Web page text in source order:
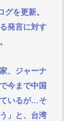
ついたから示談
しギネス記録を
９６００人死亡
えて
🥺
を更新。
発言に対す
、ジャーナ
今まで中国
いるが…そ
」と、台湾